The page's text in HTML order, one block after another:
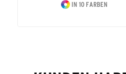
IN 10 FARBEN